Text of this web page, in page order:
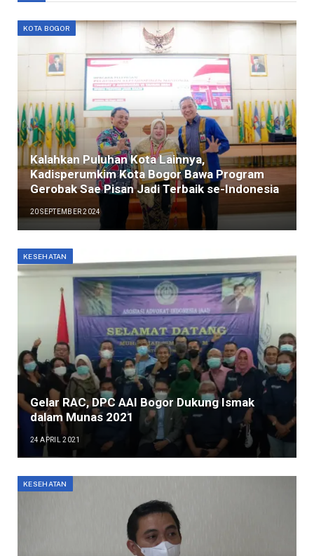
KOTA BOGOR
Kalahkan Puluhan Kota Lainnya,
Kadisperumkim Kota Bogor Bawa Program
Gerobak Sae Pisan Jadi Terbaik se-Indonesia
20 SEPTEMBER 2024
KESEHATAN
Gelar RAC, DPC AAI Bogor Dukung Ismak
dalam Munas 2021
24 APRIL 2021
KESEHATAN